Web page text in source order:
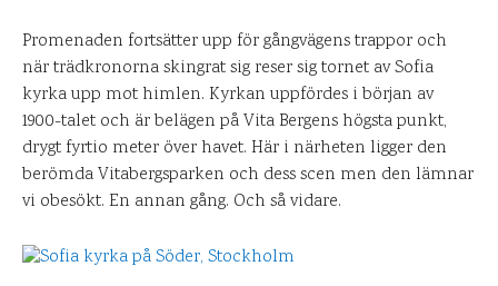
Promenaden fortsätter upp för gångvägens trappor och
när trädkronorna skingrat sig reser sig tornet av Sofia
kyrka upp mot himlen. Kyrkan uppfördes i början av
1900-talet och är belägen på Vita Bergens högsta punkt,
drygt fyrtio meter över havet. Här i närheten ligger den
berömda Vitabergsparken och dess scen men den lämnar
vi obesökt. En annan gång. Och så vidare.